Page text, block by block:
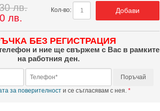
лв.
лв.
Кол-во: Добави
БЕЗ РЕГИСТРАЦИЯ
и ние ще свържем с Вас в рамките
на работния ден.
Поръчай
за поверителност и се съгласявам с нея.